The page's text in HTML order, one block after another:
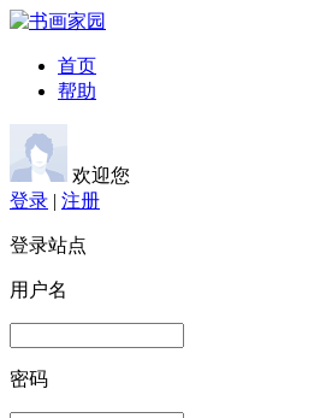
首页
帮助
欢迎您
登录 | 注册
登录站点
用户名
密码